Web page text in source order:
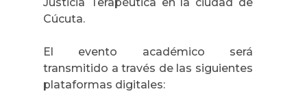
Cúcuta.
El evento académico será
transmitido a través de las siguientes
plataformas digitales: